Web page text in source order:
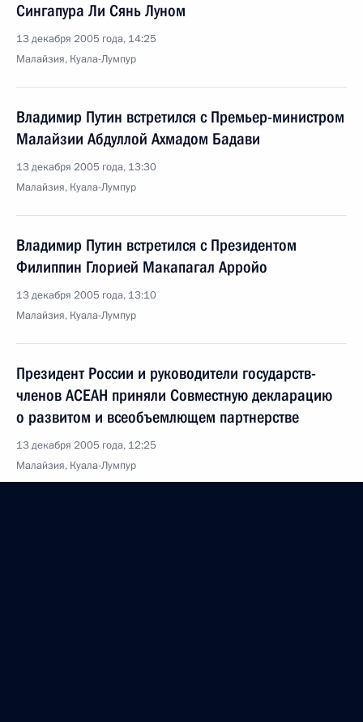
Сингапура Ли Сянь Луном
13 декабря 2005 года, 14:25
Малайзия, Куала-Лумпур
Владимир Путин встретился с Премьер-министром
Малайзии Абдуллой Ахмадом Бадави
13 декабря 2005 года, 13:30
Малайзия, Куала-Лумпур
Владимир Путин встретился с Президентом
Филиппин Глорией Макапагал Арройо
13 декабря 2005 года, 13:10
Малайзия, Куала-Лумпур
Президент России и руководители государств-
членов АСЕАН приняли Совместную декларацию
о развитом и всеобъемлющем партнерстве
13 декабря 2005 года, 12:25
Малайзия, Куала-Лумпур